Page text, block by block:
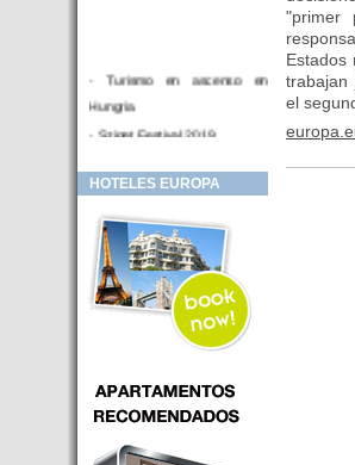
- Turismo en ascenso en
Hungria
- Sziget Festival 2019
Hotel en venta en zona PRIME
- Inversor para hotel
- Hotel en venta Budapest
- Budapest y Cracovia, las
ciudades de moda en 2018
- Inaugurado en BUDAPEST el
puede ser controlado por
Smarthfones de sus clientes
- HOTEL Moments Budapest,
HOTELES EUROPA
"primer
Estados
trabajan
el